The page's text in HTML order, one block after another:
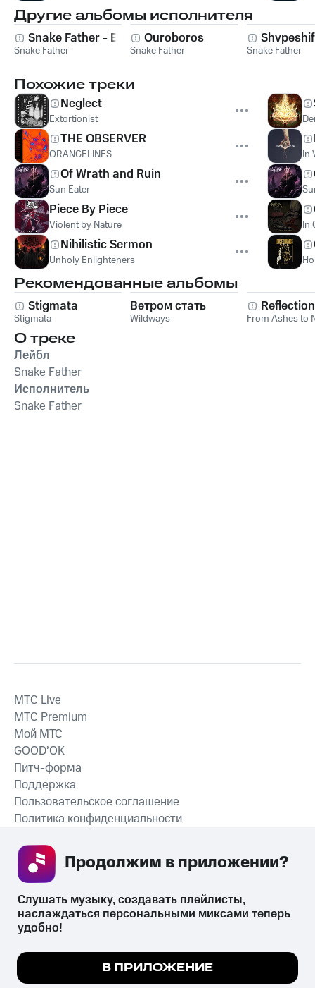
Другие альбомы исполнителя
Snake Father - EP
Snake Father
Ouroboros
Snake Father Snake Father
Похожие треки
Neglect
Extortionist
THE OBSERVER
ORANGELINES
Of Wrath and Ruin
Sun Eater
Piece By Piece
Violent by Nature
Nihilistic Sermon
Unholy Enlighteners
In
In
Рекомендованные альбомы
Stigmata
Stigmata
Ветром стать
Wildways From Ashes to
О треке
Лейбл
Snake Father
Исполнитель
Snake Father
СКАЧАТЬ ПРИЛОЖЕНИЕ
MTС Live
MTС Premium
Мой МТС
GOOD’OK
Питч-форма
Поддержка
Пользовательское соглашение
Политика конфиденциальности
психотропных веществ, их аналогов причиняет вред здоровью,
их незаконный оборот запрещён и влечёт установленную
законодательством ответственность.
Мы используем куки, чтобы на сайте все
Подробнее
Слушать музыку, создавать плейлисты,
наслаждаться персональными миксами теперь
удобно!
В ПРИЛОЖЕНИЕ